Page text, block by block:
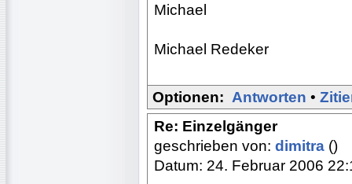
Michael
Michael Redeker
Optionen: Antworten •
Re: Einzelgänger
geschrieben von: dimitra ()
Datum: 24. Februar 2006